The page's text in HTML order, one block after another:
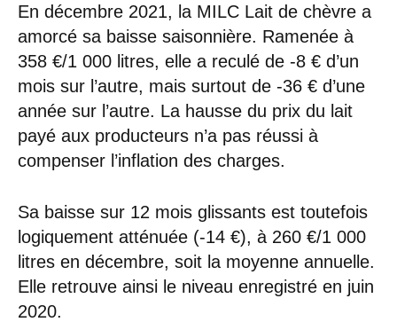
En décembre 2021, la MILC Lait de chèvre a
amorcé sa baisse saisonnière. Ramenée à
358 €/1 000 litres, elle a reculé de -8 € d’un
mois sur l’autre, mais surtout de -36 € d’une
année sur l’autre. La hausse du prix du lait
payé aux producteurs n’a pas réussi à
compenser l’inflation des charges.
Sa baisse sur 12 mois glissants est toutefois
logiquement atténuée (-14 €), à 260 €/1 000
litres en décembre, soit la moyenne annuelle.
Elle retrouve ainsi le niveau enregistré en juin
2020.